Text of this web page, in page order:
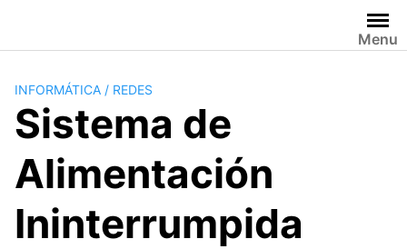
contenido
Menu
INFORMÁTICA / REDES
Sistema de
Alimentación
Ininterrumpida